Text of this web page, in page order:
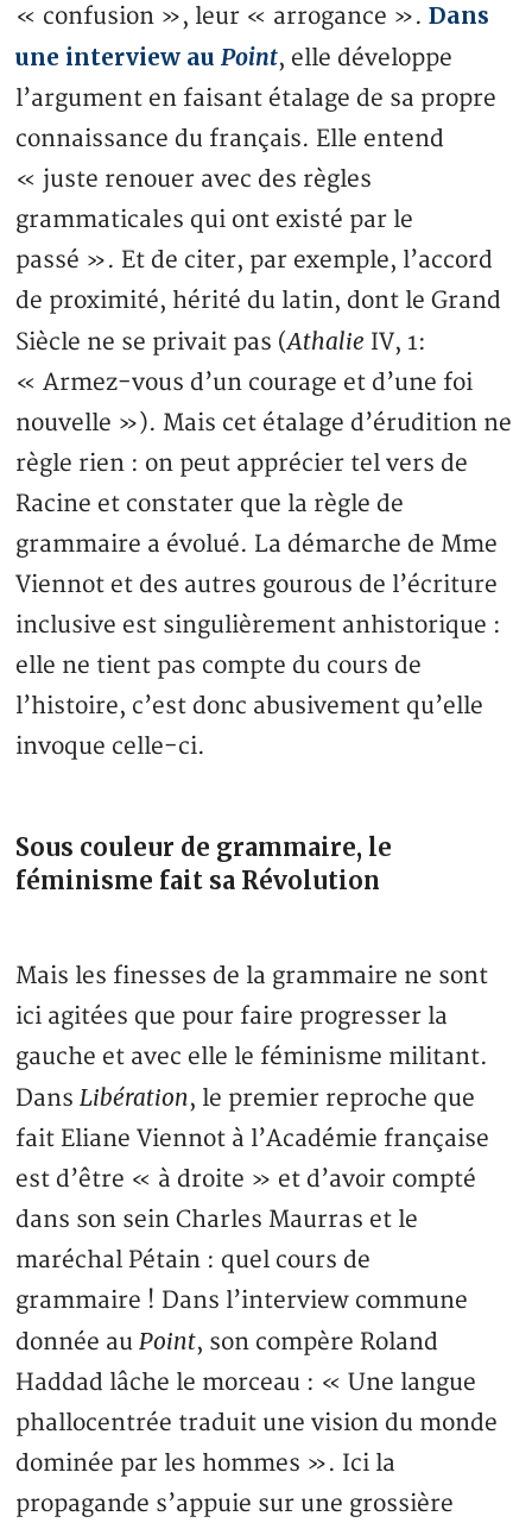
« confusion », leur « arrogance ».Dans
une interview auPoint, elle développe
l’argument en faisant étalage de sa propre
connaissance du français. Elle entend
« juste renouer avec des règles
grammaticales qui ont existé par le
passé ». Et de citer, par exemple, l’accord
de proximité, hérité du latin, dont le Grand
Siècle ne se privait pas (Athalie IV, 1:
« Armez-vous d’un courage et d’une foi
nouvelle »). Mais cet étalage d’érudition ne
règle rien : on peut apprécier tel vers de
Racine et constater que la règle de
grammaire a évolué. La démarche de Mme
Viennot et des autres gourous de l’écriture
inclusive est singulièrement anhistorique :
elle ne tient pas compte du cours de
l’histoire, c’est donc abusivement qu’elle
invoque celle-ci.
Sous couleur de grammaire, le
féminisme fait sa Révolution
Mais les finesses de la grammaire ne sont
ici agitées que pour faire progresser la
gauche et avec elle le féminisme militant.
DansLibération, le premier reproche que
fait Eliane Viennot à l’Académie française
est d’être « à droite » et d’avoir compté
dans son sein Charles Maurras et le
maréchal Pétain : quel cours de
grammaire ! Dans l’interview commune
donnée auPoint, son compère Roland
Haddad lâche le morceau : « Une langue
phallocentrée traduit une vision du monde
dominée par les hommes ». Ici la
propagande s’appuie sur une grossière